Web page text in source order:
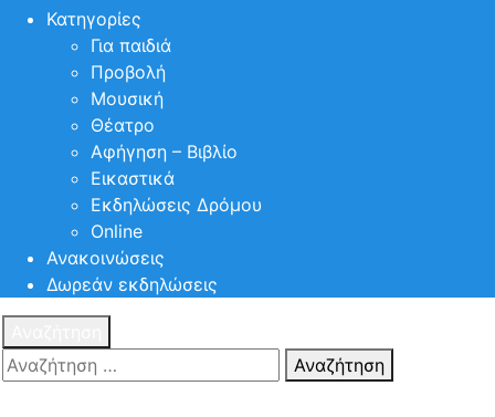
Κατηγορίες
Για παιδιά
Προβολή
Μουσική
Θέατρο
Αφήγηση – Βιβλίο
Εικαστικά
Εκδηλώσεις Δρόμου
Online
Ανακοινώσεις
Δωρεάν εκδηλώσεις
Αναζήτηση